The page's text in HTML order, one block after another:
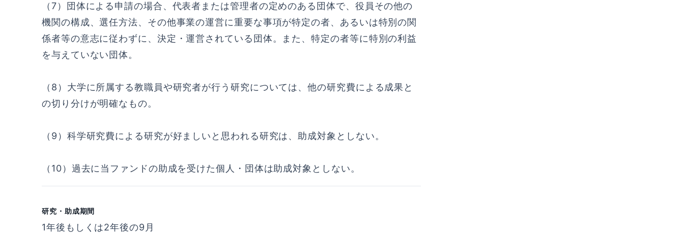
（7）団体による申請の場合、代表者または管理者の定めのある団体で、役員その他の
機関の構成、選任方法、その他事業の運営に重要な事項が特定の者、あるいは特別の関
係者等の意志に従わずに、決定・運営されている団体。また、特定の者等に特別の利益
を与えていない団体。
（8）大学に所属する教職員や研究者が行う研究については、他の研究費による成果と
の切り分けが明確なもの。
（9）科学研究費による研究が好ましいと思われる研究は、助成対象としない。
（10）過去に当ファンドの助成を受けた個人・団体は助成対象としない。
研究・助成期間
1年後もしくは2年後の9月